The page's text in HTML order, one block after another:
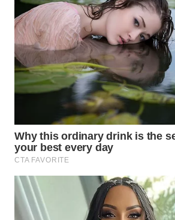
WN
SIMALUNGUN
LABUHANBATU
TENGAH
WN DELI
WN
TEBING